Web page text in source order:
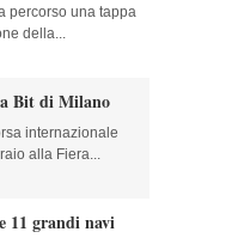
percorso una tappa
della...
Bit di Milano
internazionale
alla Fiera...
11 grandi navi